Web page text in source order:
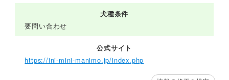
犬種条件
要問い合わせ
公式サイト
https://ini-mini-manimo.jp/index.php